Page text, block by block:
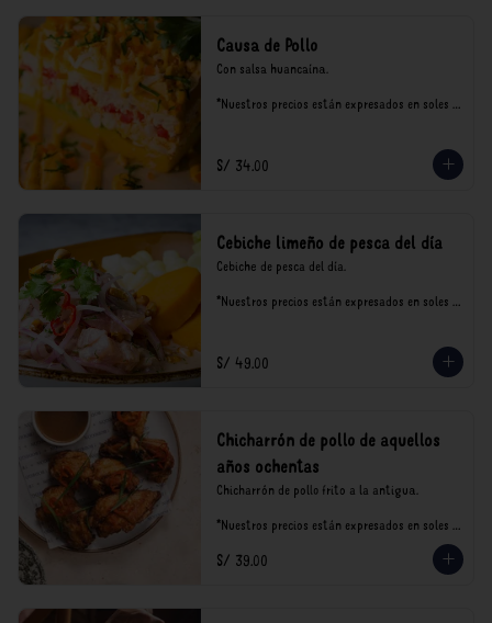
Causa de Pollo
Con salsa huancaína.
*Nuestros precios están expresados en soles e
S/ 34.00
Cebiche limeño de pesca del día
Cebiche de pesca del día.
*Nuestros precios están expresados en soles e
S/ 49.00
Chicharrón de pollo de aquellos
años ochentas
Chicharrón de pollo frito a la antigua.
*Nuestros precios están expresados en soles e
consumo.
S/ 39.00